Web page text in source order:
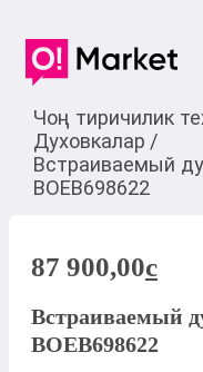
Чоң тиричилик
Духовкалар /
Встраиваемый
BOEB698622
87 900,00c
Встраиваемый
BOEB698622